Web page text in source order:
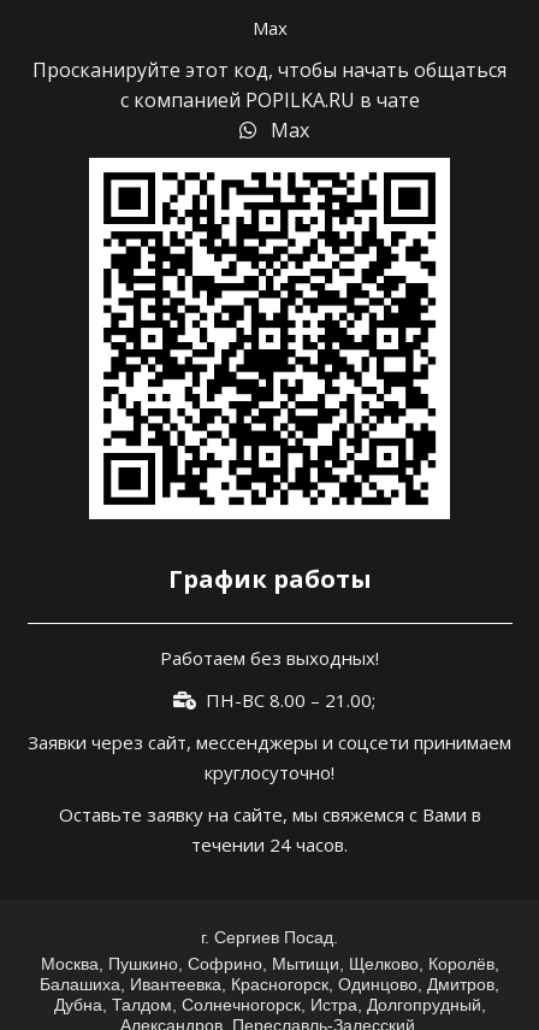
Max
Просканируйте этот код, чтобы начать общаться
с компанией POPILKA.RU в чате
Max
График работы
Работаем без выходных!
ПН-ВС 8.00 – 21.00;
Заявки через сайт, мессенджеры и соцсети принимаем
круглосуточно!
Оставьте заявку на сайте, мы свяжемся с Вами в
течении 24 часов.
г. Сергиев Посад.
Москва, Пушкино, Софрино, Мытищи, Щелково, Королёв,
Балашиха, Ивантеевка, Красногорск, Одинцово, Дмитров,
Дубна, Талдом, Солнечногорск, Истра, Долгопрудный,
Александров, Переславль-Залесский.